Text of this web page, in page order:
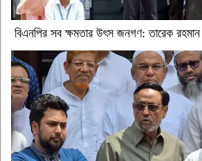
বিএনপির সব ক্ষমতার উৎস জনগণ: তারেক রহমান